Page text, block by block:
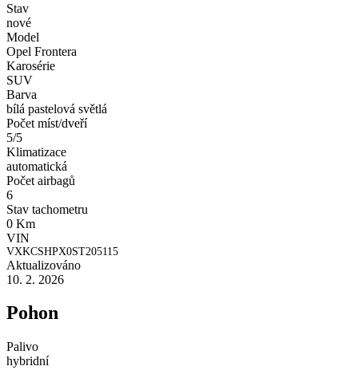
Stav
nové
Model
Opel Frontera
Karosérie
SUV
Barva
bílá pastelová světlá
Počet míst/dveří
5/5
Klimatizace
automatická
Počet airbagů
6
Stav tachometru
0 Km
VIN
VXKCSHPX0ST205115
Aktualizováno
10. 2. 2026
Pohon
Palivo
hybridní